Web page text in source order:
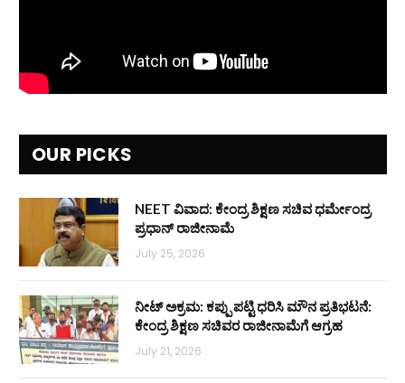
OUR PICKS
NEET ವಿವಾದ: ಕೇಂದ್ರ ಶಿಕ್ಷಣ ಸಚಿವ ಧರ್ಮೇಂದ್ರ
ಪ್ರಧಾನ್ ರಾಜೀನಾಮೆ
July 25, 2026
ನೀಟ್ ಅಕ್ರಮ: ಕಪ್ಪು ಪಟ್ಟಿ ಧರಿಸಿ ಮೌನ ಪ್ರತಿಭಟನೆ:
ಕೇಂದ್ರ ಶಿಕ್ಷಣ ಸಚಿವರ ರಾಜೀನಾಮೆಗೆ ಆಗ್ರಹ
July 21, 2026